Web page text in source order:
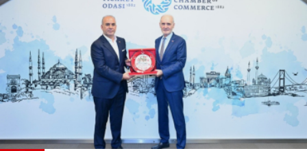
GÜNCEL